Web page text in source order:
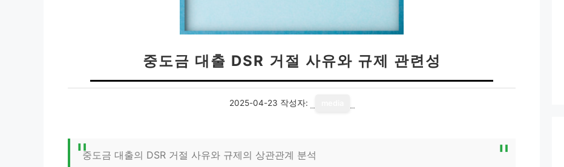
중도금 대출 DSR 거절 사유와 규제 관련성
2025-04-23 작성자:
중도금 대출의 DSR 거절 사유와 규제의 상관관계 분석